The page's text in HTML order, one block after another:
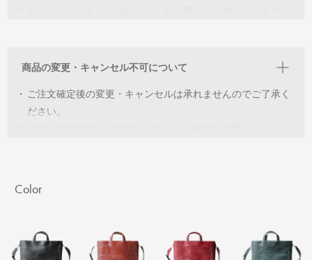
商品の変更・キャンセル不可について
・
ご注文確定後の変更・キャンセルは承れませんのでご了承く
ださい。
Color